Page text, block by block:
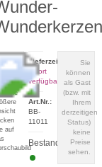
eine
auf
Sie
können
als Gast
(bzw. mit
Ihrem
derzeitigen
Status)
keine
Preise
sehen.
Lieferzeit:
sofort
verfügbar
Art.Nr.:
BB-
11011
Bestand: